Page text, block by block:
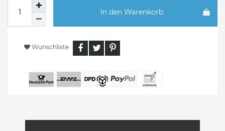
In den Warenkorb
Wunschliste